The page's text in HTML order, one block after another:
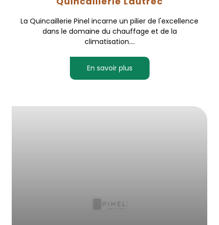
La Quincaillerie Pinel incarne un pilier de l'excellence
dans le domaine du chauffage et de la
climatisation....
En savoir plus